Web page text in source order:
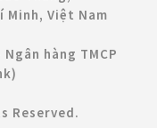
Minh, Việt Nam
hàng TMCP
Reserved.